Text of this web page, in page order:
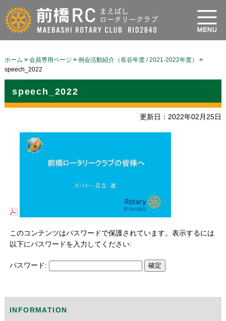
ホーム > 会員専用ページ > 例会活動紹介（長谷年度 / 2021-2022年度）
>
speech_2022
speech_2022
更新日：2022年02月25日
このコンテンツはパスワードで保護されています。表示するには
以下にパスワードを入力してください:
パスワード:
INFORMATION